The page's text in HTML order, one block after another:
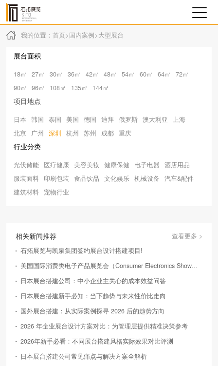
我的位置： 首页>国内案例>大型展台
展台面积
18㎡ 27㎡ 30㎡ 36㎡ 42㎡ 48㎡ 54㎡ 60㎡ 64㎡
72㎡
90㎡
96㎡ 108㎡ 135㎡ 144㎡
项目地点
日本 韩国 泰国 美国 德国 迪拜 俄罗斯 澳大利亚
上海
北京
广州 深圳 杭州 苏州 成都 重庆
行业分类
光伏储能 医疗健康 美容美妆 健康保健 电子电器
酒店用品
服装面料
印刷包装 食品饮品 文化娱乐 机械设备
汽车&配件
建筑材料
宠物行业
相关新闻推荐
查看更多 >
石拓展览与凯泉集团签约展台设计搭建项目!
美国国际消费类电子产品展览会（Consumer Electronics Show，简称CES）
日本展台搭建公司：中小企业主关心的成本效益问答
日本展台搭建新手必知：当下趋势与未来性价比走向
国外展台搭建：从实际案例探寻 2026 后的趋势方向
2026 年企业展台设计方案对比：为管理层提供精准决策参考
2026年新手必看：不同展台搭建风格实际效果对比评测
日本展台搭建公司常见痛点与解决方案全解析